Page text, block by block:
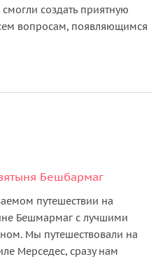
создать приятную
вопросам, появляющимся
Бешбармаг
путешествии на
Бешмармаг с лучшими
Мы путешествовали на
Мерседес, сразу нам